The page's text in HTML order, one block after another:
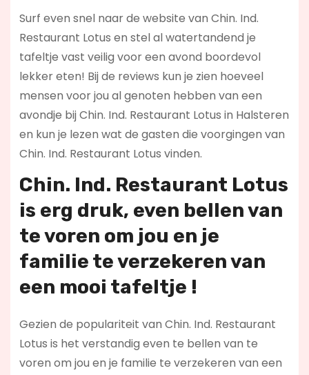
Surf even snel naar de website van Chin. Ind.
Restaurant Lotus en stel al watertandend je
tafeltje vast veilig voor een avond boordevol
lekker eten! Bij de reviews kun je zien hoeveel
mensen voor jou al genoten hebben van een
avondje bij Chin. Ind. Restaurant Lotus in Halsteren
en kun je lezen wat de gasten die voorgingen van
Chin. Ind. Restaurant Lotus vinden.
Chin. Ind. Restaurant Lotus
is erg druk, even bellen van
te voren om jou en je
familie te verzekeren van
een mooi tafeltje !
Gezien de populariteit van Chin. Ind. Restaurant
Lotus is het verstandig even te bellen van te
voren om jou en je familie te verzekeren van een